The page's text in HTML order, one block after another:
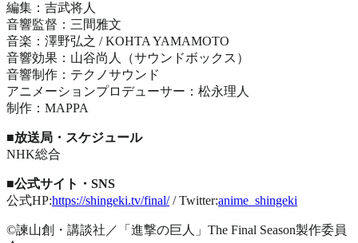
編集：吉武将人
音響監督：三間雅文
音楽：澤野弘之 / KOHTA YAMAMOTO
音響効果：山谷尚人（サウンドボックス）
音響制作：テクノサウンド
アニメーションプロデューサー：松永理人
制作：MAPPA
■放送局・スケジュール
NHK総合
■公式サイト・SNS
公式HP:https://shingeki.tv/final// Twitter:anime_shingeki
©諫山創・講談社／「進撃の巨人」The Final Season製作委員